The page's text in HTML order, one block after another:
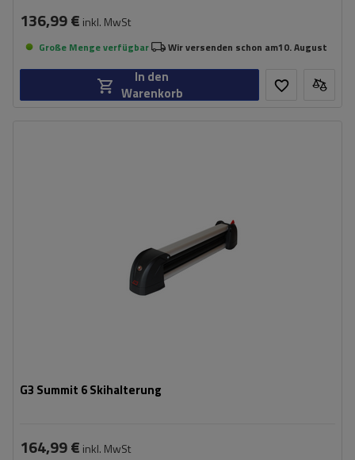
136,99 € inkl. MwSt
Große Menge verfügbar Wir versenden schon am10. August
In den
Warenkorb
G3 Summit 6 Skihalterung
164,99 € inkl. MwSt